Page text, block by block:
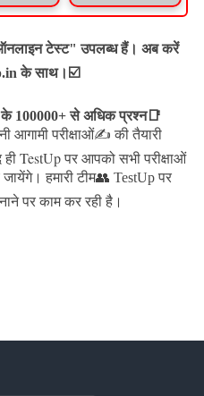
टेस्ट" उपलब्ध हैं। अब करें
के साथ।☑️
के 100000+ से अधिक प्रश्न📑
आगामी परीक्षाओं✍️ की तैयारी
TestUp पर आपको सभी परीक्षाओं
हमारी टीम👥 TestUp पर
पर काम कर रही है।